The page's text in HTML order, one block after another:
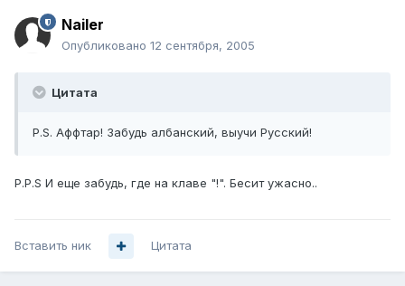
Nailer
Опубликовано 12 сентября, 2005
Цитата
P.S. Аффтар! Забудь албанский, выучи Русский!
P.P.S И еще забудь, где на клаве "!". Бесит ужасно..
Вставить ник Цитата